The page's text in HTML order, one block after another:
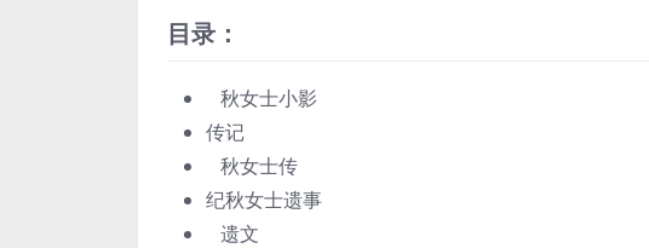
目录：
秋女士小影
传记
秋女士传
纪秋女士遗事
遗文